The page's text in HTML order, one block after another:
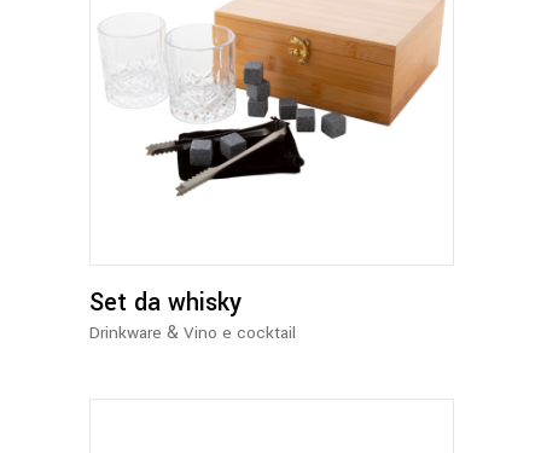
Set da whisky
Drinkware & Vino e cocktail